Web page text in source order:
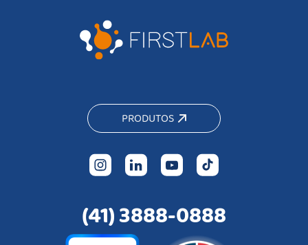
PRODUTOS
(41) 3888-0888